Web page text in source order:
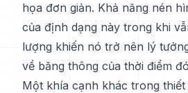
họa đơn giản. Khả năng nén
của định dạng này trong khi
lượng khiến nó trở nên lý
về băng thông của thời điểm
Một khía cạnh khác trong